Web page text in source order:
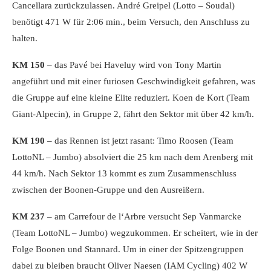
Cancellara zurückzulassen. André Greipel (Lotto – Soudal)
benötigt 471 W für 2:06 min., beim Versuch, den Anschluss zu
halten.
KM 150 – das Pavé bei Haveluy wird von Tony Martin
angeführt und mit einer furiosen Geschwindigkeit gefahren, was
die Gruppe auf eine kleine Elite reduziert. Koen de Kort (Team
Giant-Alpecin), in Gruppe 2, fährt den Sektor mit über 42 km/h.
KM 190 – das Rennen ist jetzt rasant: Timo Roosen (Team
LottoNL – Jumbo) absolviert die 25 km nach dem Arenberg mit
44 km/h. Nach Sektor 13 kommt es zum Zusammenschluss
zwischen der Boonen-Gruppe und den Ausreißern.
KM 237 – am Carrefour de l‘Arbre versucht Sep Vanmarcke
(Team LottoNL – Jumbo) wegzukommen. Er scheitert, wie in der
Folge Boonen und Stannard. Um in einer der Spitzengruppen
dabei zu bleiben braucht Oliver Naesen (IAM Cycling) 402 W